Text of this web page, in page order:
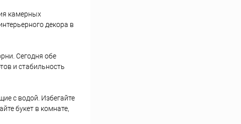
камерных
декора в
Сегодня обе
и стабильность
с водой. Избегайте
букет в комнате,